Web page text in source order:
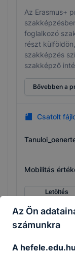
Az Erasmus+
foglalkozó
részt
szakképzés
szakképző
cégekkel
épüljön ki az
Bővebben a
Csatolt
Mobilitás
Letöltés
Mobilitás
Az Ön
számunkra
A